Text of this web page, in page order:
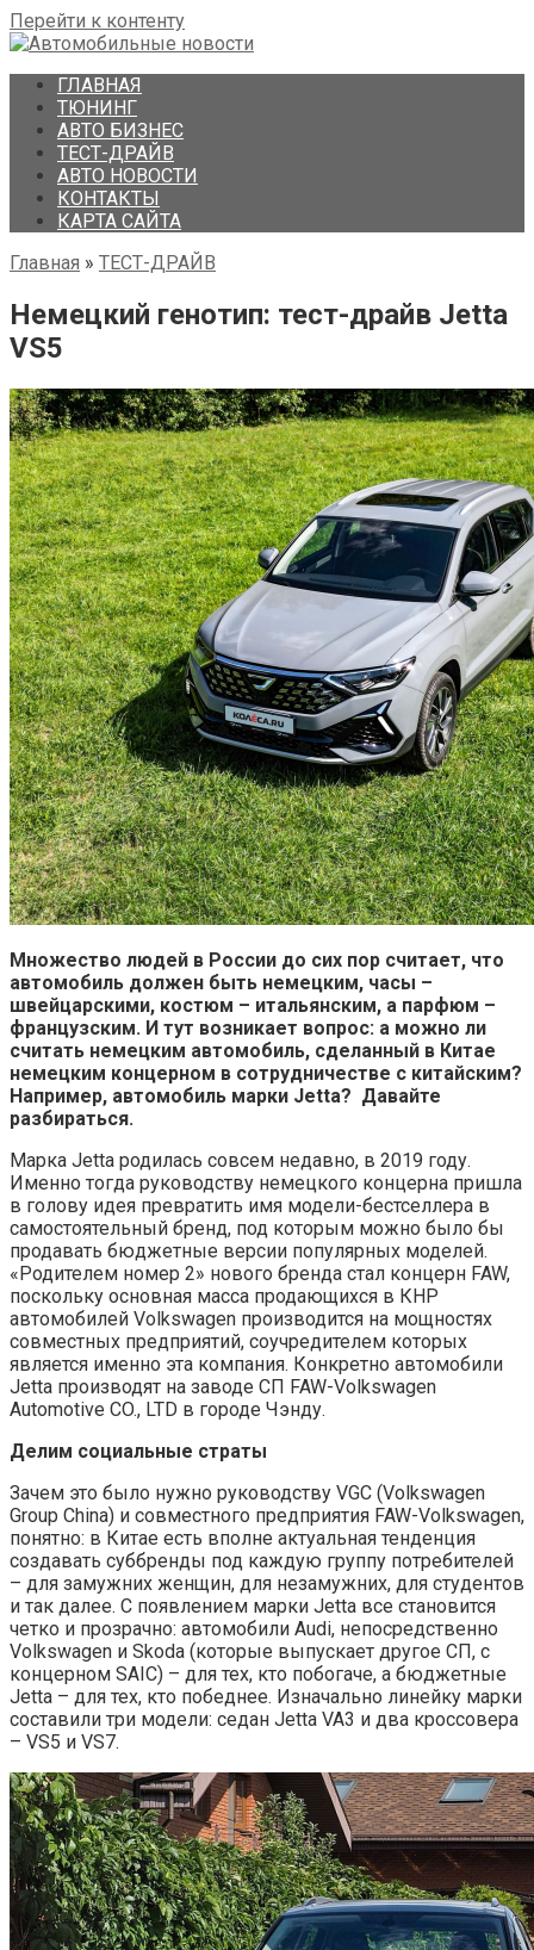
Перейти к контенту
ГЛАВНАЯ
ТЮНИНГ
АВТО БИЗНЕС
ТЕСТ-ДРАЙВ
АВТО НОВОСТИ
КОНТАКТЫ
КАРТА САЙТА
Главная » ТЕСТ-ДРАЙВ
Немецкий генотип: тест-драйв Jetta
VS5
Множество людей в России до сих пор считает, что
автомобиль должен быть немецким, часы –
швейцарскими, костюм – итальянским, а парфюм –
французским. И тут возникает вопрос: а можно ли
считать немецким автомобиль, сделанный в Китае
немецким концерном в сотрудничестве с китайским?
Например, автомобиль марки Jetta? Давайте
разбираться.
Марка Jetta родилась совсем недавно, в 2019 году.
Именно тогда руководству немецкого концерна пришла
в голову идея превратить имя модели-бестселлера в
самостоятельный бренд, под которым можно было бы
продавать бюджетные версии популярных моделей.
«Родителем номер 2» нового бренда стал концерн FAW,
поскольку основная масса продающихся в КНР
автомобилей Volkswagen производится на мощностях
совместных предприятий, соучредителем которых
является именно эта компания. Конкретно автомобили
Jetta производят на заводе СП FAW-Volkswagen
Automotive CO., LTD в городе Чэнду.
Делим социальные страты
Зачем это было нужно руководству VGC (Volkswagen
Group China) и совместного предприятия FAW-Volkswagen,
понятно: в Китае есть вполне актуальная тенденция
создавать суббренды под каждую группу потребителей
– для замужних женщин, для незамужних, для студентов
и так далее. С появлением марки Jetta все становится
четко и прозрачно: автомобили Audi, непосредственно
Volkswagen и Skoda (которые выпускает другое СП, с
концерном SAIC) – для тех, кто побогаче, а бюджетные
Jetta – для тех, кто победнее. Изначально линейку марки
составили три модели: седан Jetta VA3 и два кроссовера
– VS5 и VS7.